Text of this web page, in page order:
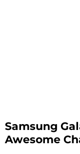
Samsung
Awesome